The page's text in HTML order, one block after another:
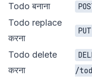
Todo बनाना
Todo replace
करना
Todo delete
करना
/